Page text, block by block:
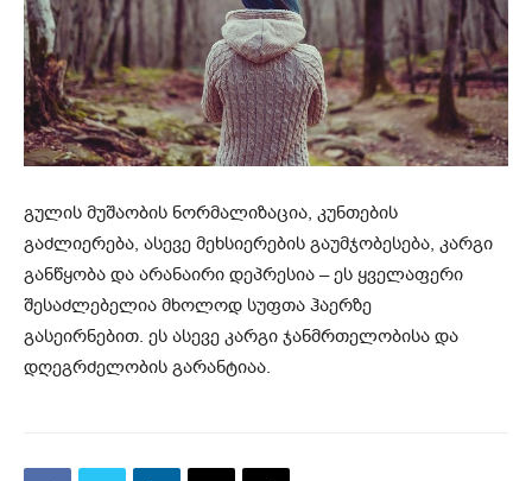
გულის მუშაობის ნორმალიზაცია, კუნთების
გაძლიერება, ასევე მეხსიერების გაუმჯობესება, კარგი
განწყობა და არანაირი დეპრესია – ეს ყველაფერი
შესაძლებელია მხოლოდ სუფთა ჰაერზე
გასეირნებით. ეს ასევე კარგი ჯანმრთელობისა და
დღეგრძელობის გარანტიაა.